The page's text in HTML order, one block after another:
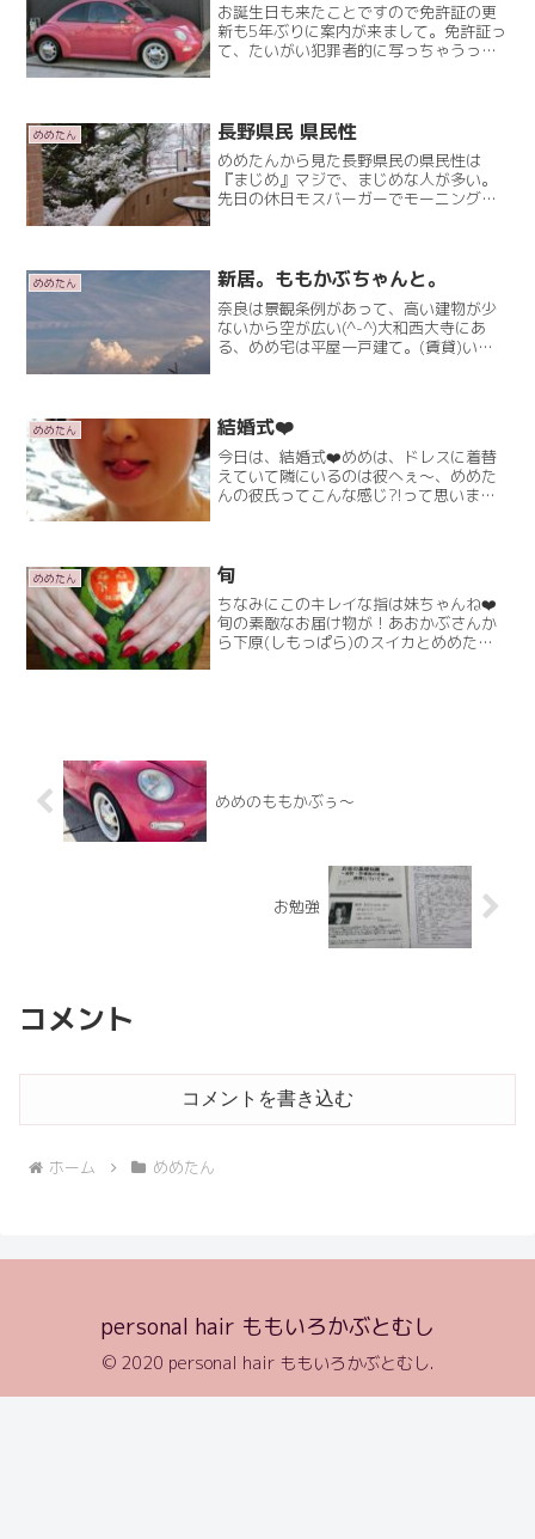
お誕生日も来たことですので免許証の更
新も5年ぶりに案内が来まして。免許証っ
て、たいがい犯罪者的に写っちゃうって
腹ごしらえしてからRead More
めめたん 長野県民 県民性
めめたんから見た長野県民の県民性は
『まじめ』マジで、まじめな人が多い。
先日の休日モスバーガーでモーニングし
行けないよね～。と、長野県Read More
めめたん 新居。ももかぶちゃんと。
奈良は景観条例があって、高い建物が少
ないから空が広い(^-^)大和西大寺にあ
る、めめ宅は平屋一戸建て。(賃貸)いま
むのは初めてですRead More
めめたん 結婚式❤️
今日は、結婚式❤️めめは、ドレスに着替
えていて隣にいるのは彼へぇ～、めめた
んの彼氏ってこんな感じ?!って思いまし
思いましたよね？昔Read More
めめたん 旬
ちなみにこのキレイな指は妹ちゃんね❤️
旬の素敵なお届け物が！あおかぶさんか
ら下原(しもっぱら)のスイカとめめたん
めめのももかぶぅ～
お勉強
コメント
コメントを書き込む
ホーム めめたん
personal hair ももいろかぶとむし
© 2020 personal hair ももいろかぶとむし.